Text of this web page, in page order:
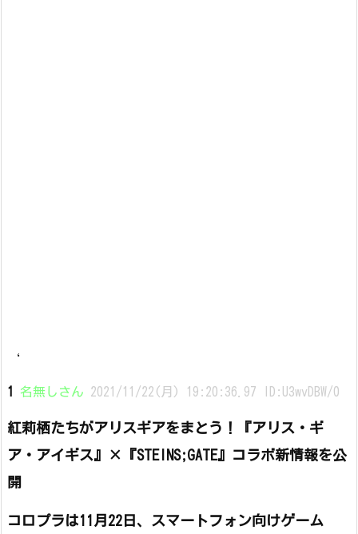
‘
1 名無しさん 2021/11/22(月) 19:20:36.97 ID:U3wvDBW/0
紅莉栖たちがアリスギアをまとう！『アリス・ギ
ア・アイギス』×『STEINS;GATE』コラボ新情報を公
開
コロプラは11月22日、スマートフォン向けゲーム